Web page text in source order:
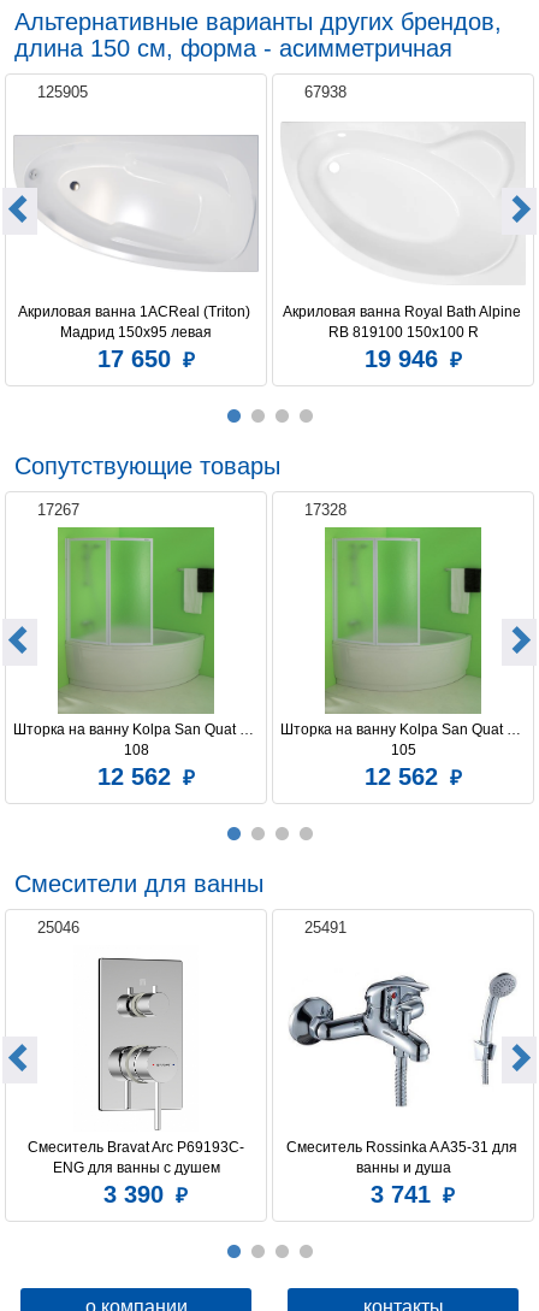
Альтернативные варианты других брендов,
длина 150 см, форма - асимметричная
125905
Акриловая ванна 1ACReal (Triton)
Мадрид 150х95 левая
17 650
67938
Акриловая ванна Royal Bath Alpine
RB 819100 150x100 R
19 946
Сопутствующие товары
17267
Шторка на ванну Kolpa San Quat TP
108
12 562
17328
Шторка на ванну Kolpa San Quat TP
105
12 562
Смесители для ванны
25046
Смеситель Bravat Arc P69193C-
ENG для ванны с душем
3 390
25491
Смеситель Rossinka A A35-31 для
ванны и душа
3 741